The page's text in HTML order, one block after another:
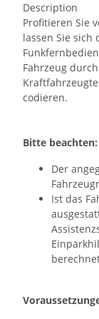
Description
Profitieren Sie
lassen Sie sich
Fahrzeug
codieren.
Bitte beachten:
Der
Ist das